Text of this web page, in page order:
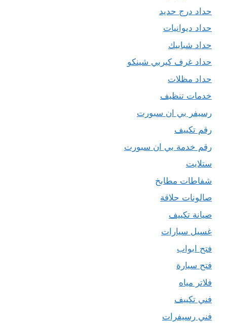
حداد درج حديد
حداد ديوانيات
حداد شبابيك
حداد غرف كيربي شينكو
حداد مظلات
خدمات تنظيف
رسيفر بي ان سبورت
رقم تكييف
رقم خدمة بي ان سبورت
ستلايت
شفاطات مطابخ
صالونات حلاقة
صيانة تكييف
غسيل سيارات
فتح ابواب
فتح سيارة
فلاتر مياه
فني تكييف
فني رسيفرات